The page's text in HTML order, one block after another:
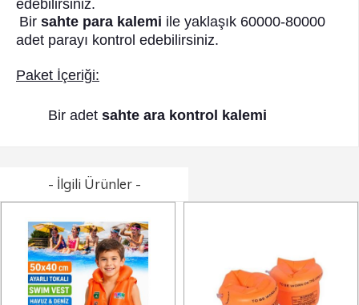
edebilirsiniz.
Bir sahte para kalemi ile yaklaşık 60000-80000
adet parayı kontrol edebilirsiniz.
Paket İçeriği:
Bir adet sahte ara kontrol kalemi
- İlgili Ürünler -